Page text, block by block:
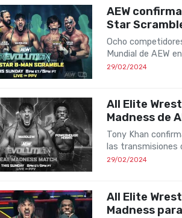
AEW
Star
Ocho
Mundial de AEW
29/02/2024
All Elite
Madness de
Tony Khan
las transmisiones
29/02/2024
All Elite
Madness